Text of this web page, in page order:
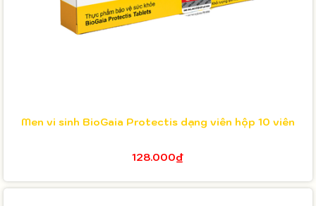
Men vi sinh BioGaia Protectis dạng viên hộp 10 viên
128.000₫